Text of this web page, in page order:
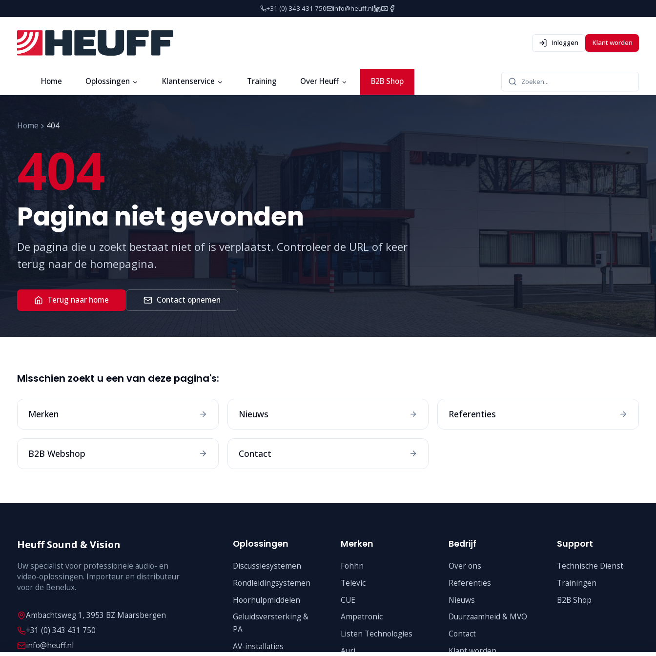
+31 (0) 343 431 750 info@heuff.nl
Inloggen Klant worden
Home Oplossingen Klantenservice Training Over Heuff B2B Shop Zoeken...
Home 404
404
Pagina niet gevonden
De pagina die u zoekt bestaat niet of is verplaatst. Controleer de URL of keer
terug naar de homepagina.
Terug naar home Contact opnemen
Misschien zoekt u een van deze pagina's:
Merken Nieuws Referenties
B2B Webshop Contact
Heuff Sound & Vision
Uw specialist voor professionele audio- en
video-oplossingen. Importeur en distributeur
voor de Benelux.
Ambachtsweg 1, 3953 BZ Maarsbergen
+31 (0) 343 431 750
info@heuff.nl
Oplossingen
Discussiesystemen
Rondleidingsystemen
Hoorhulpmiddelen
Geluidsversterking &
PA
AV-installaties
Merken
Fohhn
Televic
CUE
Ampetronic
Listen Technologies
Auri
Bedrijf
Over ons
Referenties
Nieuws
Duurzaamheid & MVO
Contact
Klant worden
Support
Technische Dienst
Trainingen
B2B Shop